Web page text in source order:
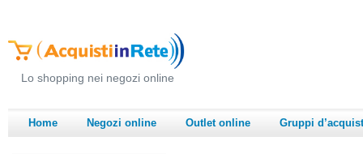
Lo shopping nei negozi online
Home Negozi online Outlet online Gruppi